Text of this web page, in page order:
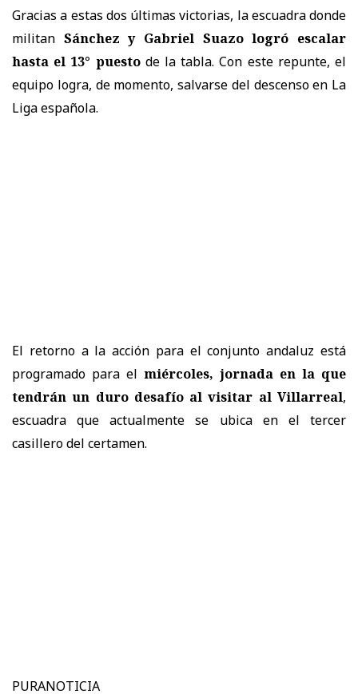
Gracias a estas dos últimas victorias, la escuadra donde
militan Sánchez y Gabriel Suazo logró escalar
hasta el 13° puestode la tabla. Con este repunte, el
equipo logra, de momento, salvarse del descenso en La
Liga española.
El retorno a la acción para el conjunto andaluz está
programado para el miércoles, jornada en la que
tendrán un duro desafío al visitar al Villarreal,
escuadra que actualmente se ubica en el tercer
casillero del certamen.
PURANOTICIA